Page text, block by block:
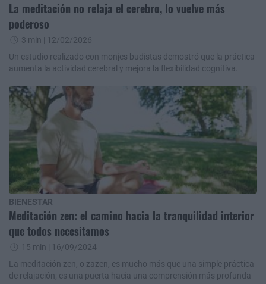
La meditación no relaja el cerebro, lo vuelve más
poderoso
3 min | 12/02/2026
Un estudio realizado con monjes budistas demostró que la práctica
aumenta la actividad cerebral y mejora la flexibilidad cognitiva.
BIENESTAR
Meditación zen: el camino hacia la tranquilidad interior
que todos necesitamos
15 min | 16/09/2024
La meditación zen, o zazen, es mucho más que una simple práctica
de relajación; es una puerta hacia una comprensión más profunda